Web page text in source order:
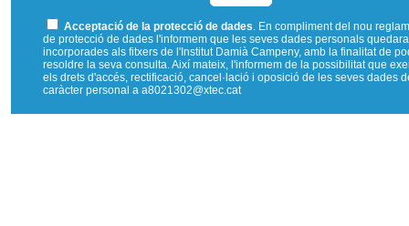
Acceptació de la protecció de dades. En compliment del nou
de protecció de dades l'informem que les seves dades personals
incorporades als fitxers de l'Institut Damià Campeny, amb la finalitat de
resoldre la seva consulta. Així mateix, l'informem de la possibilitat que
els drets d'accés, rectificació, cancel·lació i oposició de les seves dades
caràcter personal a a8021302@xtec.cat